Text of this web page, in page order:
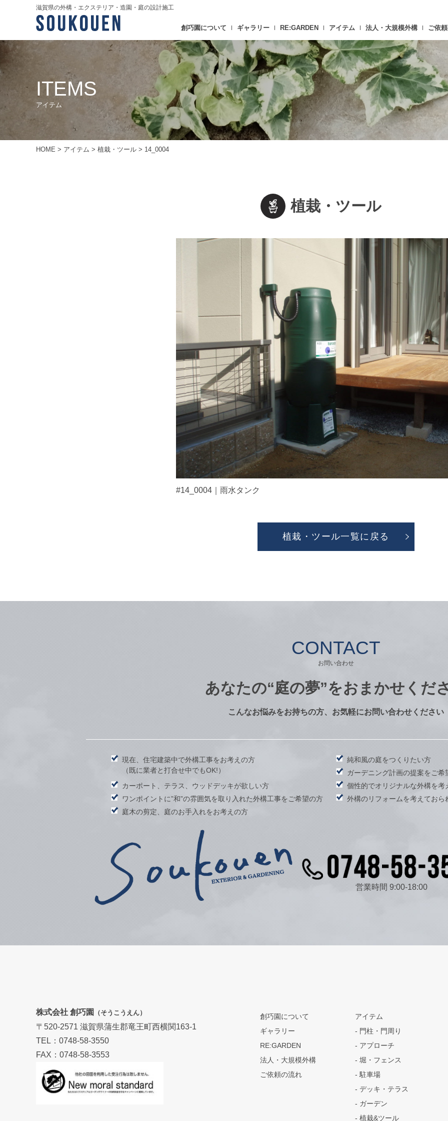
滋賀県の外構・エクステリア・造園・庭の設計施工
創巧園について ギャラリー RE:GARDEN アイテム 法人・大規模外構 ご依
ITEMS
アイテム
HOME > アイテム > 植栽・ツール > 14_0004
植栽・ツール
#14_0004｜雨水タンク
植栽・ツール一覧に戻る
CONTACT
お問い合わせ
あなたの“庭の夢”をおまかせくだ
こんなお悩みをお持ちの方、お気軽にお問い合わせください
現在、住宅建築中で外構工事をお考えの方
（既に業者と打合せ中でもOK!）
純和風の庭をつくりたい方
ガーデニング計画の提案をご希
カーポート、テラス、ウッドデッキが欲しい方
個性的でオリジナルな外構を考
ワンポイントに”和”の雰囲気を取り入れた外構工事をご希望の方
外構のリフォームを考えておら
庭木の剪定、庭のお手入れをお考えの方
営業時間 9:00-18:00
株式会社 創巧園 （そうこうえん）
〒520-2571 滋賀県蒲生郡竜王町西横関163-1
TEL：0748-58-3550
FAX：0748-58-3553
創巧園について
ギャラリー
RE:GARDEN
法人・大規模外構
ご依頼の流れ
アイテム
門柱・門周り
アプローチ
堀・フェンス
駐車場
デッキ・テラス
ガーデン
植栽&ツール